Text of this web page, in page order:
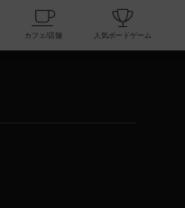
掲示板一覧 カフェ/店舗